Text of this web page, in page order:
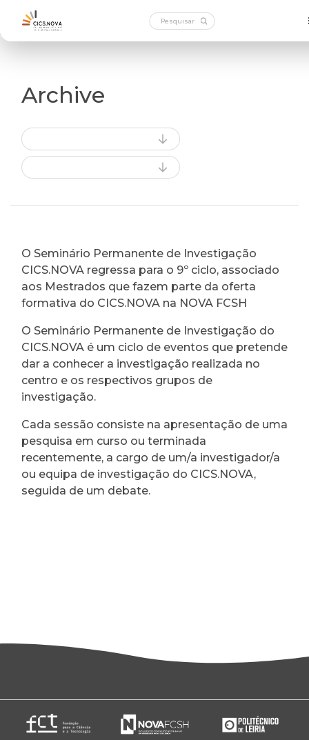
Archive
O Seminário Permanente de Investigação
CICS.NOVA regressa para o 9º ciclo, associado
aos Mestrados que fazem parte da oferta
formativa do CICS.NOVA na NOVA FCSH
O Seminário Permanente de Investigação do
CICS.NOVA é um ciclo de eventos que pretende
dar a conhecer a investigação realizada no
centro e os respectivos grupos de
investigação.
Cada sessão consiste na apresentação de uma
pesquisa em curso ou terminada
recentemente, a cargo de um/a investigador/a
ou equipa de investigação do CICS.NOVA,
seguida de um debate.